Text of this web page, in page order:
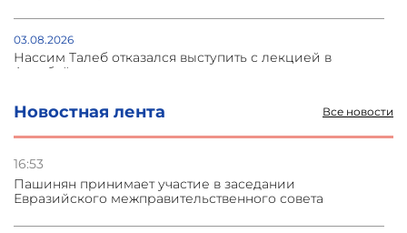
Новостная лента Все новости
16:53
Пашинян принимает участие в заседании
Евразийского межправительственного совета
03.08.2026
Нассим Талеб отказался выступить с лекцией в
Азербайджане
31.07.2026
Сотрудничество и очереди – детали визита главы
31.07.2026